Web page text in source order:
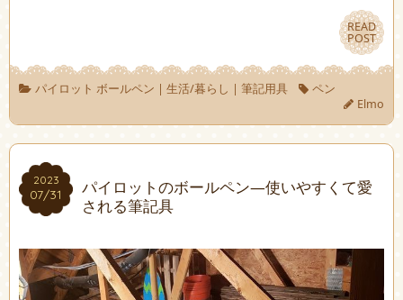
READ
POST
READ
POST
パイロット ボールペン | 生活/暮らし | 筆記用具
ペン
Elmo
2023
07/31
2023
07/31
パイロットのボールペン―使いやすくて愛
される筆記具